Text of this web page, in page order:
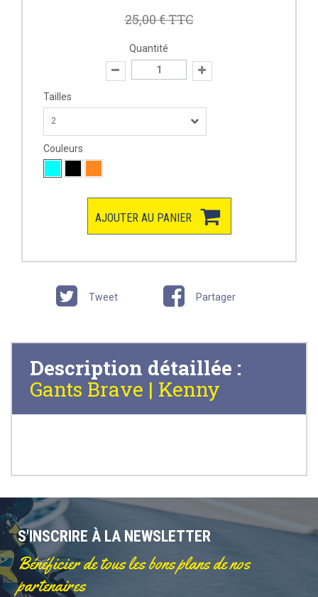
25,00 €TTC
Quantité
Tailles
2
Couleurs
AJOUTER AU PANIER
Tweet Partager
Description détaillée :
Gants Brave | Kenny
S'INSCRIRE À LA NEWSLETTER
Bénéficier de tous les bons plans de nos
partenaires